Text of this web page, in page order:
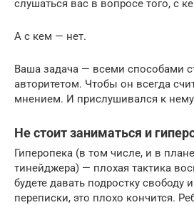
слушаться вас в вопросе того, с
А с кем — нет.
Ваша задача — всеми способами
авторитетом. Чтобы он всегда
мнением. И прислушивался к
Не стоит заниматься и
Гиперопека (в том числе, и в
тинейджера) — плохая тактика
будете давать подростку свободу
переписки, это плохо кончится.